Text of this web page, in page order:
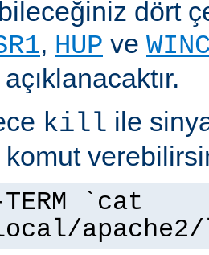
dört
, HUP ve
kill ile
`cat